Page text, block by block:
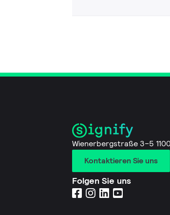
Wienerbergstraße 3–5
Kontaktieren Sie uns
Folgen Sie uns